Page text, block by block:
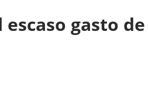
gasto